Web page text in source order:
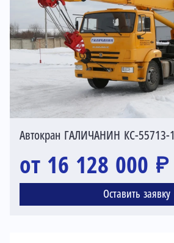
Автокран ГАЛИЧАНИН КC-55713-1
от 16 128 000 ₽
Оставить заявку